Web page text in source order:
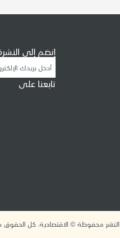
إنضم إلى النشرة
تابعنا على
محفوظة © الاقتصادية. كل